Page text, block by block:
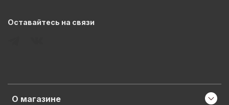
О магазине
Оставайтесь на связи